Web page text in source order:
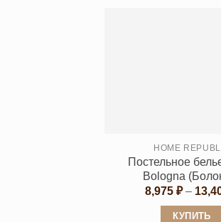
HOME
Постельное
Bologna
8,975₽ –
КУПИТЬ